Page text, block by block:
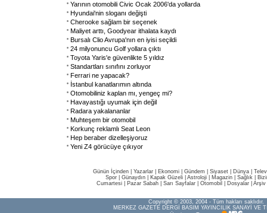
Yarının otomobili Civic Ocak 2006'da yollarda
Hyundai'nin sloganı değişti
Cherooke sağlam bir seçenek
Maliyet arttı, Goodyear ithalata kaydı
Bursalı Clio Avrupa'nın en iyisi seçildi
24 milyonuncu Golf yollara çıktı
Toyota Yaris'e güvenlikte 5 yıldız
Standartları sınıfını zorluyor
Ferrari ne yapacak?
İstanbul kanatlarımın altında
Otomobiliniz kaplan mı, yengeç mi?
Havayastığı uyumak için değil
Radara yakalananlar
Muhteşem bir otomobil
Korkunç reklamlı Seat Leon
Hep beraber dizelleşiyoruz
Yeni Z4 görücüye çıkıyor
Günün İçinden Yazarlar Ekonomi Gündem Siyaset Dünya |
Spor
Günaydın Kapak Güzeli Astroloji Magazin Sağlık
Cumartesi
Pazar Sabah Sarı Sayfalar Otomobil Dosyalar Arşiv
Copyright © 2003, 2004 - Tüm hakları saklıdır.
MERKEZ GAZETE DERGİ BASIM YAYINCILIK SANAYİ VE